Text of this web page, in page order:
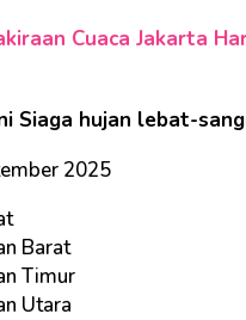
Cuaca Jakarta
Siaga hujan lebat-
2025
Barat
Timur
Utara